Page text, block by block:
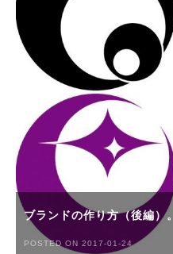
ブランドの作り方（後編）。
POSTED ON 2017-01-24